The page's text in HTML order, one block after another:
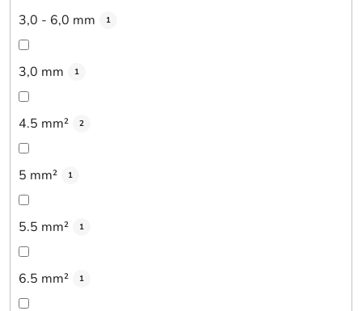
3,0 - 6,0 mm 1
3,0 mm 1
4.5 mm² 2
5 mm² 1
5.5 mm² 1
6.5 mm² 1